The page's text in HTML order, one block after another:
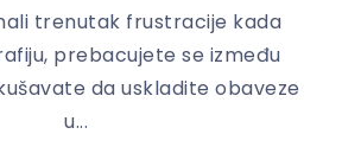
trenutak frustracije kada
prebacujete se između
da uskladite obaveze
u...